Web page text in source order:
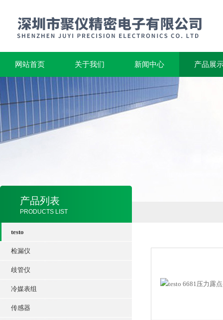
网站首页 关于我们 新闻中心 产品展
产品列表
PRODUCTS LIST
testo
检漏仪
歧管仪
冷媒表组
传感器